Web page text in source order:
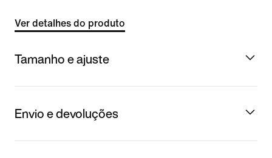
Ver detalhes do produto
Tamanho e ajuste
Envio e devoluções